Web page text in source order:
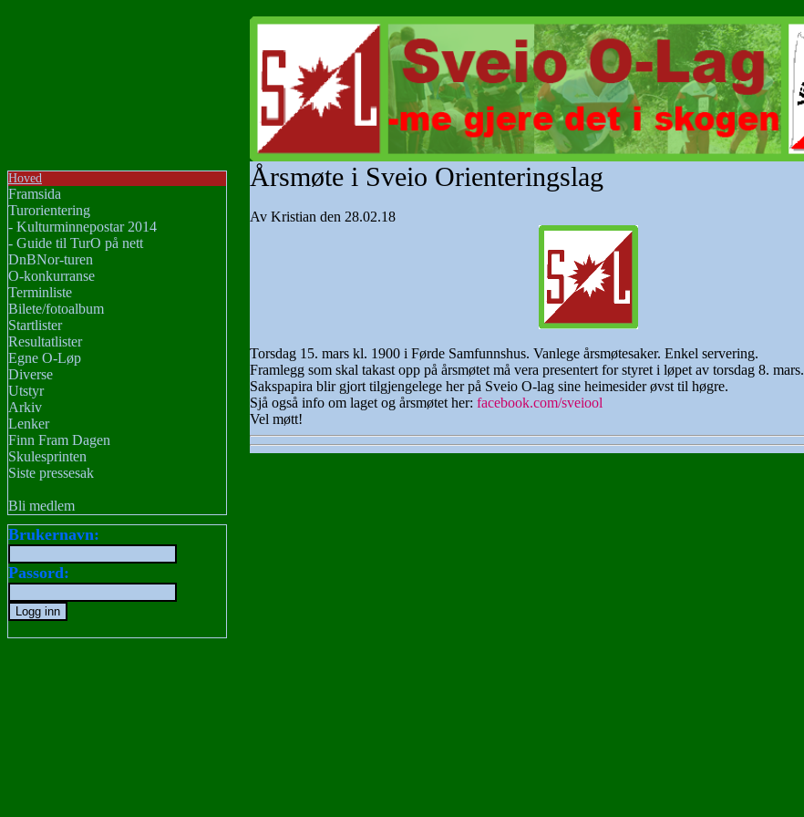
Hoved
Framsida
Turorientering
- Kulturminnepostar 2014
- Guide til TurO på nett
DnBNor-turen
O-konkurranse
Terminliste
Bilete/fotoalbum
Startlister
Resultatlister
Egne O-Løp
Diverse
Utstyr
Arkiv
Lenker
Finn Fram Dagen
Skulesprinten
Siste pressesak
Bli medlem
Brukernavn:
Passord:
Årsmøte i Sveio Orienteringslag
Av Kristian den 28.02.18
Torsdag 15. mars kl. 1900 i Førde Samfunnshus. Vanlege årsmøtesaker. Enkel servering.
Framlegg som skal takast opp på årsmøtet må vera presentert for styret i løpet av torsdag 8. mars.
Sakspapira blir gjort tilgjengelege her på Sveio O-lag sine heimesider øvst til høgre.
Sjå også info om laget og årsmøtet her: facebook.com/sveiool
Vel møtt!